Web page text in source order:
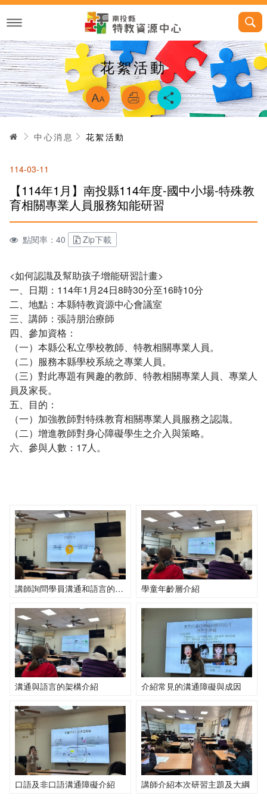
跳
主
內
容
花絮活動 略過字型切換
首頁中心消息 花絮活動
114-03-11
【114年1月】南投縣114年度-國中小場-特殊教
育相關專業人員服務知能研習
點閱率：40 Zip下載
<如何認識及幫助孩子增能研習計畫>
一、日期：114年1月24日8時30分至16時10分
二、地點：本縣特教資源中心會議室
三、講師：張詩朋治療師
四、參加資格：
（一）本縣公私立學校教師、特教相關專業人員。
（二）服務本縣學校系統之專業人員。
（三）對此專題有興趣的教師、特教相關專業人員、專業人
員及家長。
五、目的：
（一）加強教師對特殊教育相關專業人員服務之認識。
（二）增進教師對身心障礙學生之介入與策略。
六、參與人數：17人。
講師詢問學員溝通和語言的差異 學童年齡層介紹
溝通與語言的架構介紹 介紹常見的溝通障礙與成因
口語及非口語溝通障礙介紹 講師介紹本次研習主題及大綱